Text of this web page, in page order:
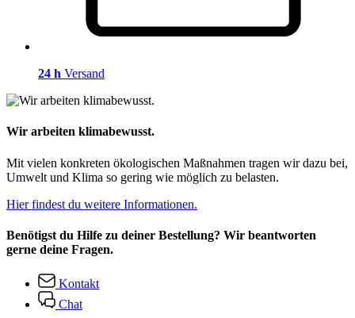
24 h Versand
Wir arbeiten klimabewusst.
Mit vielen konkreten ökologischen Maßnahmen tragen wir dazu bei,
Umwelt und Klima so gering wie möglich zu belasten.
Hier findest du weitere Informationen.
Benötigst du Hilfe zu deiner Bestellung? Wir beantworten
gerne deine Fragen.
Kontakt
Chat